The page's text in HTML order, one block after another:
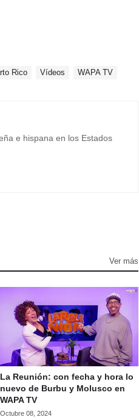
Rico Vídeos WAPA TV
e hispana en los Estados
Ver más
La Reunión: con fecha y hora lo
nuevo de Burbu y Molusco en
WAPA TV
Octubre 08, 2024